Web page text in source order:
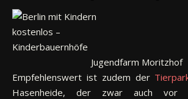
Jugendfarm Moritzhof
Empfehlenswert ist zudem der
Hasenheide, der zwar auch vor